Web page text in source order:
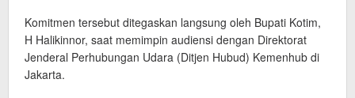
Komitmen tersebut ditegaskan langsung oleh Bupati Kotim,
H Halikinnor, saat memimpin audiensi dengan Direktorat
Jenderal Perhubungan Udara (Ditjen Hubud) Kemenhub di
Jakarta.